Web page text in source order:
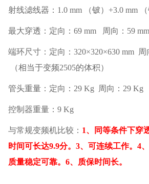
射线滤线器： 1.0 mm （铍） +3.0 mm
最大穿透：定向： 69 mm 周向： 59 mm
端环尺寸：定向： 320×320×630 mm 周
（相当于变频2505的体积）
管头重量：定向： 29 Kg 周向： 29 Kg
控制器重量： 9 Kg
与常规变频机比较： 1、同等条件下穿
时间可长达9.9分。 3、可连续工作。 4
质量稳定可靠。 6、质保时间长。